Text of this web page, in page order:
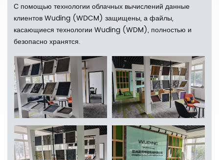
С помощью технологии облачных вычислений данные
клиентов Wuding (WDCM) защищены, а файлы,
касающиеся технологии Wuding (WDM), полностью и
безопасно хранятся.